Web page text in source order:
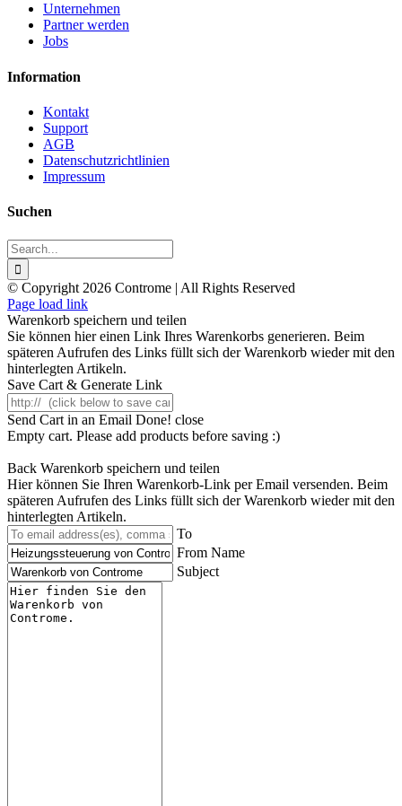
Unternehmen
Partner werden
Jobs
Information
Kontakt
Support
AGB
Datenschutzrichtlinien
Impressum
Suchen
Search
for:
© Copyright 2026 Controme | All Rights Reserved
Facebook
Instagram
YouTube
Xing
Page load link
Warenkorb speichern und teilen
Sie können hier einen Link Ihres Warenkorbs generieren. Beim
späteren Aufrufen des Links füllt sich der Warenkorb wieder mit den
hinterlegten Artikeln.
Save Cart & Generate Link
Send Cart in an Email Done! close
Empty cart. Please add products before saving :)
Back Warenkorb speichern und teilen
Hier können Sie Ihren Warenkorb-Link per Email versenden. Beim
späteren Aufrufen des Links füllt sich der Warenkorb wieder mit den
hinterlegten Artikeln.
To
From Name
Subject